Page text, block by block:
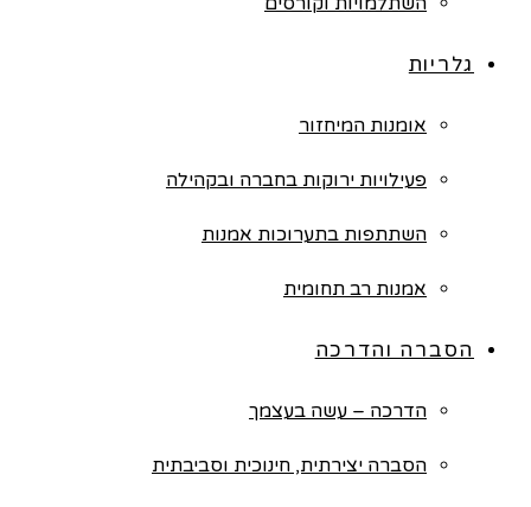
גלריות
אומנות המיחזור
פעילויות ירוקות בחברה ובקהילה
השתתפות בתערוכות אמנות
אמנות רב תחומית
הסברה והדרכה
הדרכה – עשה בעצמך
הסברה יצירתית, חינוכית וסביבתית